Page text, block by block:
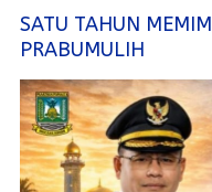
SATU TAHUN
PRABUMULIH